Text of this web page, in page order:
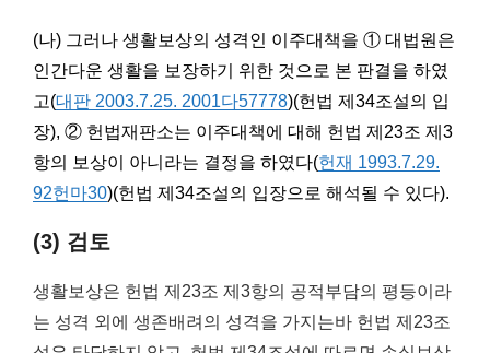
(나) 그러나 생활보상의 성격인 이주대책을 ① 대법원은
인간다운 생활을 보장하기 위한 것으로 본 판결을 하였
고(대판 2003.7.25. 2001다57778)(헌법 제34조설의 입
장), ② 헌법재판소는 이주대책에 대해 헌법 제23조 제3
항의 보상이 아니라는 결정을 하였다(헌재 1993.7.29.
92헌마30)(헌법 제34조설의 입장으로 해석될 수 있다).
(3) 검토
생활보상은 헌법 제23조 제3항의 공적부담의 평등이라
는 성격 외에 생존배려의 성격을 가지는바 헌법 제23조